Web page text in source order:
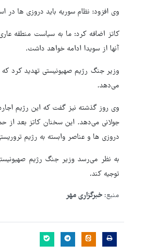
وی افزود: نظام سوریه باید دروزی ها در
کاتز اضافه کرد: ما به سیاست منطقه
آنها از سویدا ادامه خواهد داشت.
وزیر جنگ رژیم صهیونیستی تهدید کرد
می‌دهد.
وی روز گذشته نیز گفت که این رژیم
جولانی می‌دهد. این سخنان کاتز بعد از
دروزی ها و عناصر وابسته به رژیم
به نظر می‌رسد وزیر جنگ رژیم
توجیه کند.
منبع: خبرگزاری مهر